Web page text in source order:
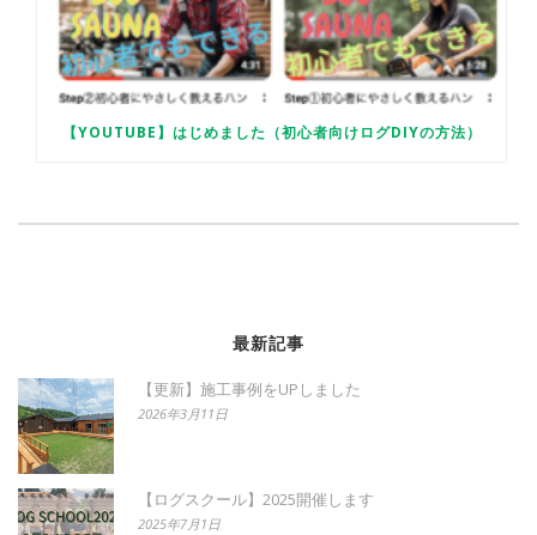
【YOUTUBE】はじめました（初心者向けログDIYの方法）
最新記事
【更新】施工事例をUPしました
2026年3月11日
【ログスクール】2025開催します
2025年7月1日